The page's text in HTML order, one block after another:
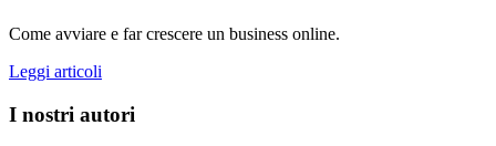
Come avviare e far crescere un business online.
Leggi articoli
I nostri autori